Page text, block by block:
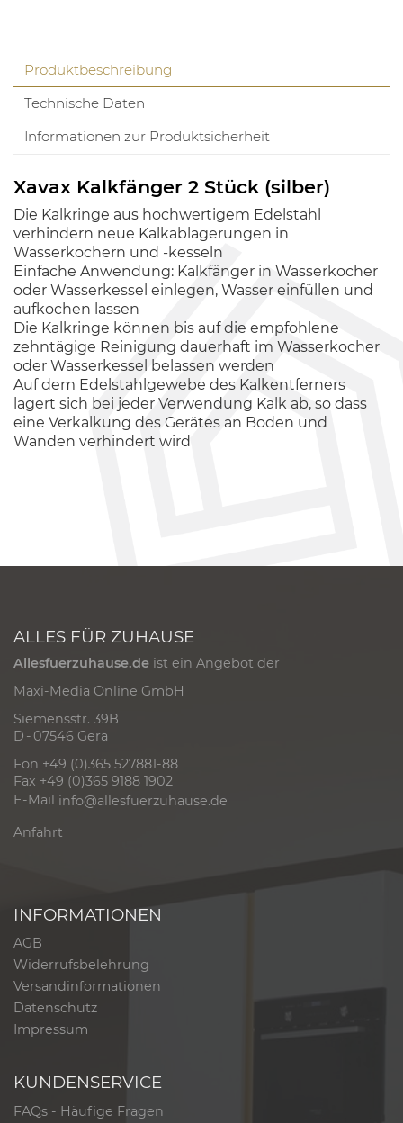
Produktbeschreibung
Technische Daten
Informationen zur Produktsicherheit
Xavax Kalkfänger 2 Stück (silber)
Die Kalkringe aus hochwertigem Edelstahl
verhindern neue Kalkablagerungen in
Wasserkochern und -kesseln
Einfache Anwendung: Kalkfänger in Wasserkocher
oder Wasserkessel einlegen, Wasser einfüllen und
aufkochen lassen
Die Kalkringe können bis auf die empfohlene
zehntägige Reinigung dauerhaft im Wasserkocher
oder Wasserkessel belassen werden
Auf dem Edelstahlgewebe des Kalkentferners
lagert sich bei jeder Verwendung Kalk ab, so dass
eine Verkalkung des Gerätes an Boden und
Wänden verhindert wird
ALLES FÜR ZUHAUSE
Allesfuerzuhause.de ist ein Angebot der
Maxi-Media Online GmbH
Siemensstr. 39B
D - 07546 Gera
Fon +49 (0)365 527881-88
Fax +49 (0)365 9188 1902
E-Mail info@allesfuerzuhause.de
Anfahrt
INFORMATIONEN
AGB
Widerrufsbelehrung
Versandinformationen
Datenschutz
Impressum
KUNDENSERVICE
FAQs - Häufige Fragen